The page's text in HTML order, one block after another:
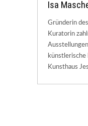
Isa
Gründerin
Kuratorin
künstlerische
Kunsthaus